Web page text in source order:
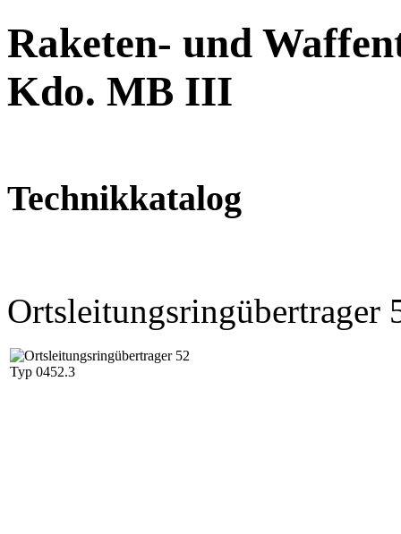
Raketen- und
Kdo. MB III
Technikkatalog
Ortsleitungsringübertrager
Typ 0452.3